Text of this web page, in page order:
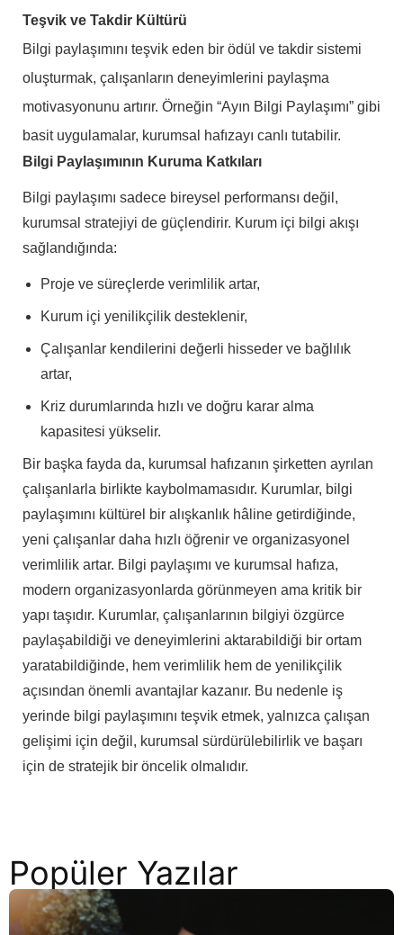
Teşvik ve Takdir Kültürü
Bilgi paylaşımını teşvik eden bir ödül ve takdir sistemi
oluşturmak, çalışanların deneyimlerini paylaşma
motivasyonunu artırır. Örneğin “Ayın Bilgi Paylaşımı” gibi
basit uygulamalar, kurumsal hafızayı canlı tutabilir.
Bilgi Paylaşımının Kuruma Katkıları
Bilgi paylaşımı sadece bireysel performansı değil,
kurumsal stratejiyi de güçlendirir. Kurum içi bilgi akışı
sağlandığında:
Proje ve süreçlerde verimlilik artar,
Kurum içi yenilikçilik desteklenir,
Çalışanlar kendilerini değerli hisseder ve bağlılık
artar,
Kriz durumlarında hızlı ve doğru karar alma
kapasitesi yükselir.
Bir başka fayda da, kurumsal hafızanın şirketten ayrılan
çalışanlarla birlikte kaybolmamasıdır. Kurumlar, bilgi
paylaşımını kültürel bir alışkanlık hâline getirdiğinde,
yeni çalışanlar daha hızlı öğrenir ve organizasyonel
verimlilik artar. Bilgi paylaşımı ve kurumsal hafıza,
modern organizasyonlarda görünmeyen ama kritik bir
yapı taşıdır. Kurumlar, çalışanlarının bilgiyi özgürce
paylaşabildiği ve deneyimlerini aktarabildiği bir ortam
yaratabildiğinde, hem verimlilik hem de yenilikçilik
açısından önemli avantajlar kazanır. Bu nedenle iş
yerinde bilgi paylaşımını teşvik etmek, yalnızca çalışan
gelişimi için değil, kurumsal sürdürülebilirlik ve başarı
için de stratejik bir öncelik olmalıdır.
Popüler Yazılar